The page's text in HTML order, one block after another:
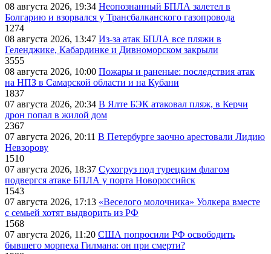
08 августа 2026, 19:34 Неопознанный БПЛА залетел в
Болгарию и взорвался у Трансбалканского газопровода
1274
08 августа 2026, 13:47 Из-за атак БПЛА все пляжи в
Геленджике, Кабардинке и Дивноморском закрыли
3555
08 августа 2026, 10:00 Пожары и раненые: последствия атак
на НПЗ в Самарской области и на Кубани
1837
07 августа 2026, 20:34 В Ялте БЭК атаковал пляж, в Керчи
дрон попал в жилой дом
2367
07 августа 2026, 20:11 В Петербурге заочно арестовали Лидию
Невзорову
1510
07 августа 2026, 18:37 Сухогруз под турецким флагом
подвергся атаке БПЛА у порта Новороссийск
1543
07 августа 2026, 17:13 «Веселого молочника» Уолкера вместе
с семьей хотят выдворить из РФ
1568
07 августа 2026, 11:20 США попросили РФ освободить
бывшего морпеха Гилмана: он при смерти?